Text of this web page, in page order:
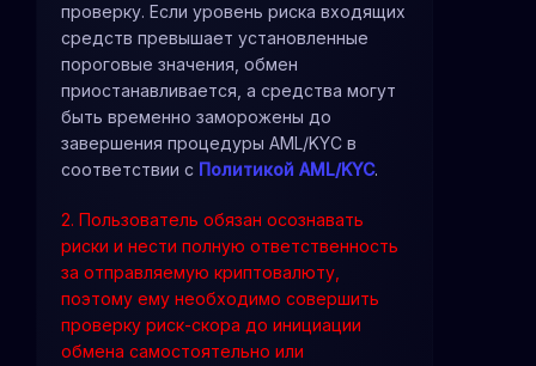
проверку. Если уровень риска входящих
средств превышает установленные
пороговые значения, обмен
приостанавливается, а средства могут
быть временно заморожены до
завершения процедуры AML/KYC в
соответствии с Политикой AML/KYC.
2. Пользователь обязан осознавать
риски и нести полную ответственность
за отправляемую криптовалюту,
поэтому ему необходимо совершить
проверку риск-скора до инициации
обмена самостоятельно или